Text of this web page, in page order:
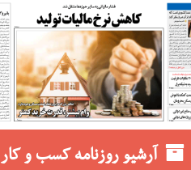
آرشیو روزنامه کسب و کار